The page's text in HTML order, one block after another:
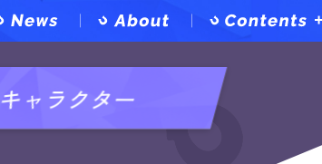
Top
Game
Anime
キャラクター